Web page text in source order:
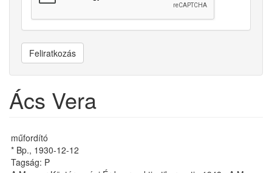
Feliratkozás
Ács Vera
műfordító
* Bp., 1930-12-12
Tagság: P